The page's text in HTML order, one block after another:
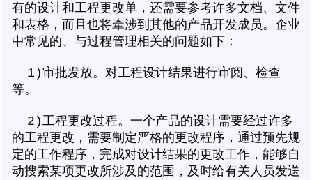
有的设计和工程更改单，还需要参考许多文档、文件
和表格，而且也将牵涉到其他的产品开发成员。企业
中常见的、与过程管理相关的问题如下：
1)审批发放。对工程设计结果进行审阅、检查
等。
2)工程更改过程。一个产品的设计需要经过许多
的工程更改，需要制定严格的更改程序，通过预先规
定的工作程序，完成对设计结果的更改工作，能够自
动搜索某项更改所涉及的范围，及时给有关人员发送